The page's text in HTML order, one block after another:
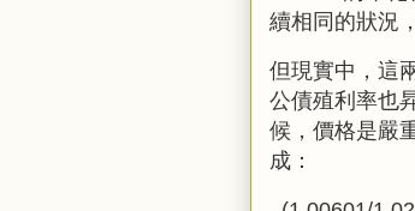
續相同的狀況
但現實中，這
公債殖利率也
候，價格是嚴
成：